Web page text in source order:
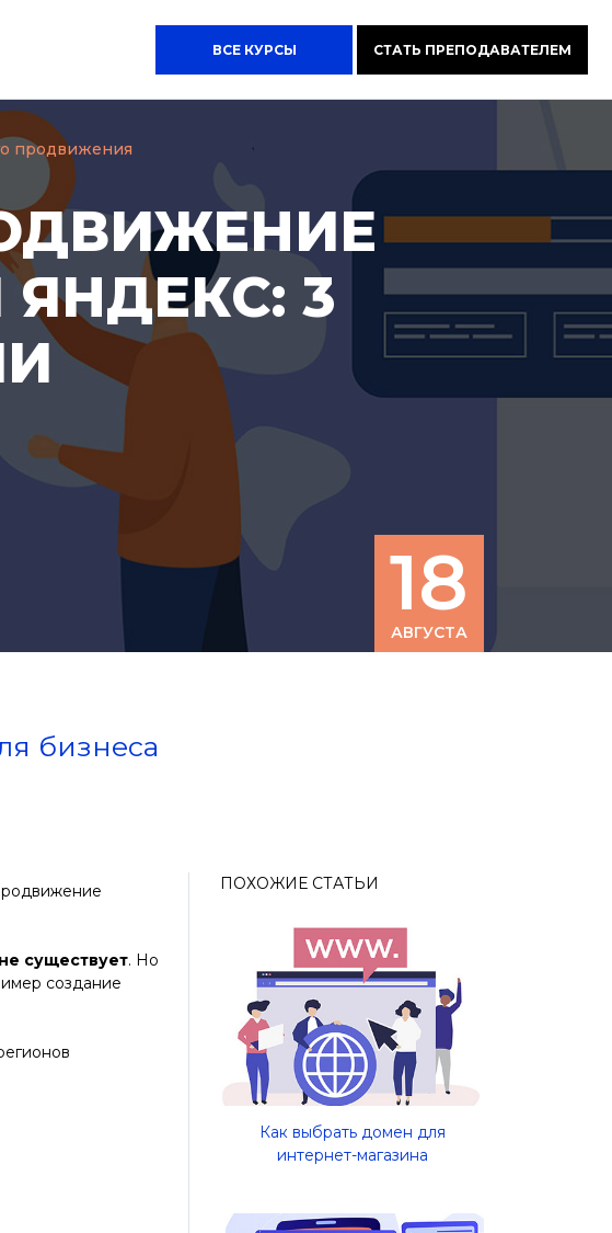
ВСЕ КУРСЫ СТАТЬ ПРЕПОДАВАТЕЛЕМ
продвижения
ЯНДЕКС: 3
18
АВГУСТА
бизнеса
существует. Но
создание
ПОХОЖИЕ СТАТЬИ
Как выбрать домен для
интернет-магазина